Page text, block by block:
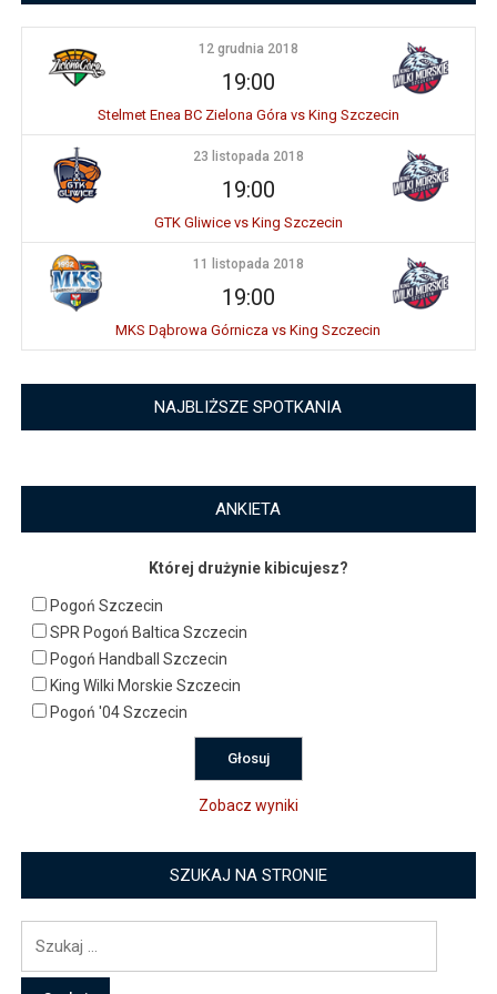
12 grudnia 2018
19:00
Stelmet Enea BC Zielona Góra vs King Szczecin
23 listopada 2018
19:00
GTK Gliwice vs King Szczecin
11 listopada 2018
19:00
MKS Dąbrowa Górnicza vs King Szczecin
NAJBLIŻSZE SPOTKANIA
ANKIETA
Której drużynie kibicujesz?
Pogoń Szczecin
SPR Pogoń Baltica Szczecin
Pogoń Handball Szczecin
King Wilki Morskie Szczecin
Pogoń '04 Szczecin
Zobacz wyniki
SZUKAJ NA STRONIE